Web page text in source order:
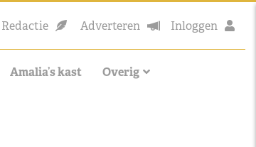
Redactie Adverteren Inloggen
Amalia’s kast Overig